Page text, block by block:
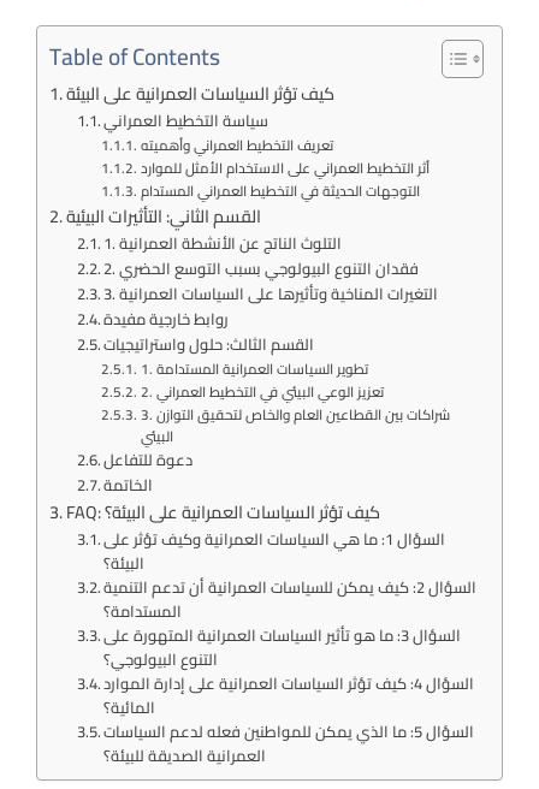
Table of Contents
كيف تؤثر السياسات العمرانية على البيئة
سياسة التخطيط العمراني
تعريف التخطيط العمراني وأهميته
أثر التخطيط العمراني على الاستخدام الأمثل للموارد
التوجهات الحديثة في التخطيط العمراني المستدام
القسم الثاني: التأثيرات البيئية
1. التلوث الناتج عن الأنشطة العمرانية
2. فقدان التنوع البيولوجي بسبب التوسع الحضري
3. التغيرات المناخية وتأثيرها على السياسات العمرانية
روابط خارجية مفيدة
القسم الثالث: حلول واستراتيجيات
1. تطوير السياسات العمرانية المستدامة
2. تعزيز الوعي البيئي في التخطيط العمراني
3. شراكات بين القطاعين العام والخاص لتحقيق التوازن
البيئي
دعوة للتفاعل
الخاتمة
FAQ: كيف تؤثر السياسات العمرانية على البيئة؟
السؤال 1: ما هي السياسات العمرانية وكيف تؤثر على
البيئة؟
السؤال 2: كيف يمكن للسياسات العمرانية أن تدعم التنمية
المستدامة؟
السؤال 3: ما هو تأثير السياسات العمرانية المتهورة على
التنوع البيولوجي؟
السؤال 4: كيف تؤثر السياسات العمرانية على إدارة الموارد
المائية؟
السؤال 5: ما الذي يمكن للمواطنين فعله لدعم السياسات
العمرانية الصديقة للبيئة؟